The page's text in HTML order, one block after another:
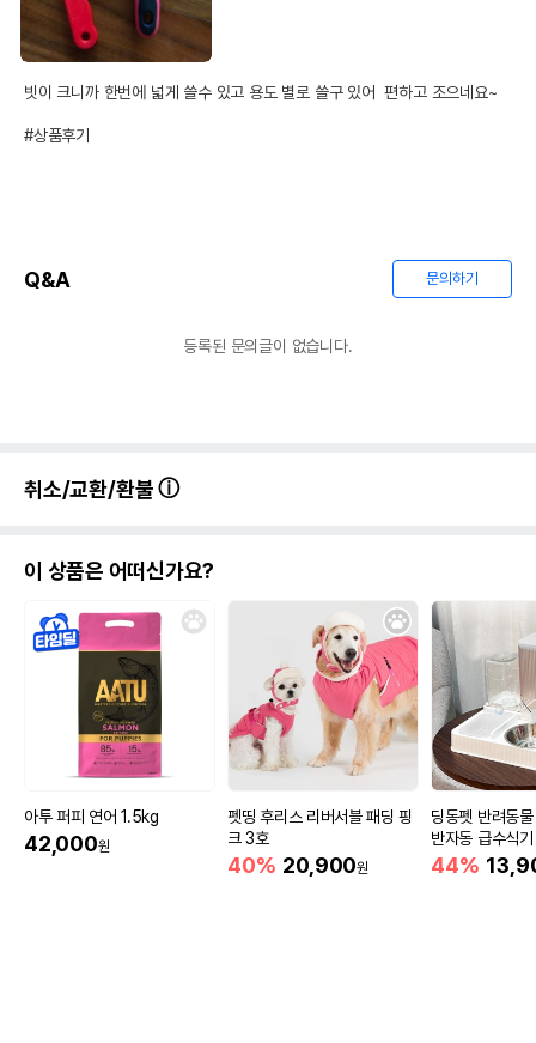
빗이 크니까 한번에 넓게 쓸수 있고 용도 별로 쓸구 있어  편하고 조으네요~
#상품후기
Q&A 문의하기
등록된 문의글이 없습니다.
취소/교환/환불
이 상품은 어떠신가요?
아투 퍼피 연어 1.5kg
42,000원
펫띵 후리스 리버서블 패딩 핑
크 3호
40% 20,900원
딩동펫 반려동
반자동 급수식기
44%